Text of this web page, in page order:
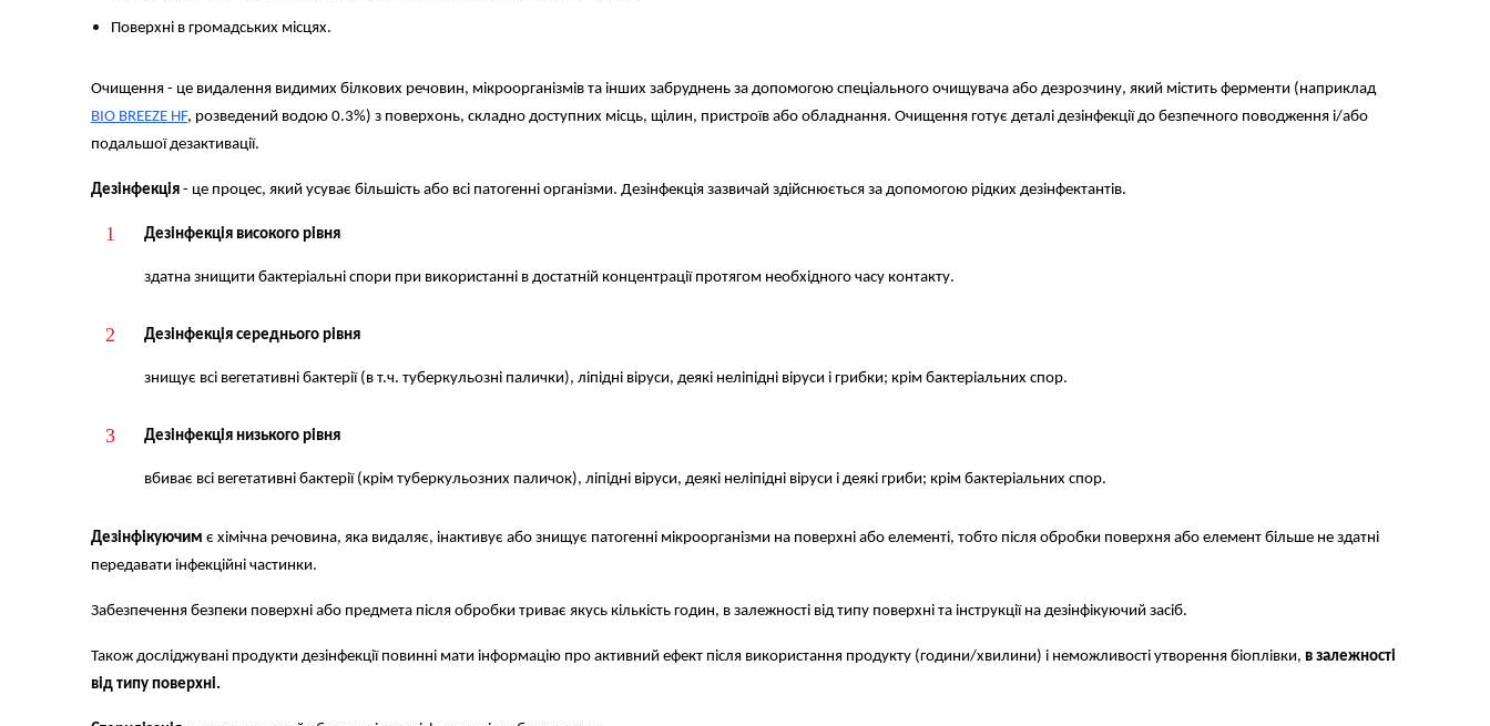
Поверхні в громадських місцях.
Очищення - це видалення видимих ​​білкових речовин, мікроорганізмів та інших забруднень за допомогою спеціального очищувача або дезрозчину, який містить ферменти (наприклад
BIO BREEZE HF, розведений водою 0.3%) з поверхонь, складно доступних місць, щілин, пристроїв або обладнання. Очищення готує деталі дезінфекції до безпечного поводження і/або
подальшої дезактивації.
Дезінфекція - це процес, який усуває більшість або всі патогенні організми. Дезінфекція зазвичай здійснюється за допомогою рідких дезінфектантів.
Дезінфекція високого рівня
здатна знищити бактеріальні спори при використанні в достатній концентрації протягом необхідного часу контакту.
Дезінфекція середнього рівня
знищує всі вегетативні бактерії (в т.ч. туберкульозні палички), ліпідні віруси, деякі неліпідні віруси і грибки; крім бактеріальних спор.
Дезінфекція низького рівня
вбиває всі вегетативні бактерії (крім туберкульозних паличок), ліпідні віруси, деякі неліпідні віруси і деякі гриби; крім бактеріальних спор.
Дезінфікуючим є хімічна речовина, яка видаляє, інактивує або знищує патогенні мікроорганізми на поверхні або елементі, тобто після обробки поверхня або елемент більше не здатні
передавати інфекційні частинки.
Забезпечення безпеки поверхні або предмета після обробки триває якусь кількість годин, в залежності від типу поверхні та інструкції на дезінфікуючий засіб.
Також досліджувані продукти дезінфекції повинні мати інформацію про активний ефект після використання продукту (години/хвилини) і неможливості утворення біоплівки, в залежності
від типу поверхні.